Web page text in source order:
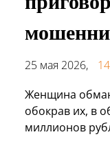
25 мая 2026,
Женщина
обокрав их, в
миллионов